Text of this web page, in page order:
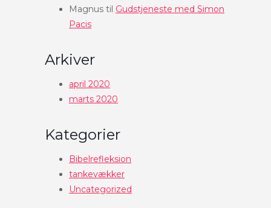
Magnus til Gudstjeneste med Simon
Pacis
Arkiver
april 2020
marts 2020
Kategorier
Bibelrefleksion
tankevækker
Uncategorized